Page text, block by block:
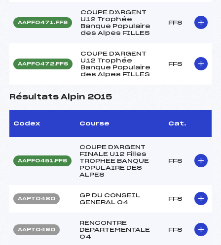
AAPF0471.FFS
COUPE D'ARGENT
U12 Trophée
Banque Populaire
des Alpes FILLES
FFS
AAPF0472.FFS
COUPE D'ARGENT
U12 Trophée
Banque Populaire
des Alpes FILLES
FFS
Résultats Alpin 2015
Codex Course Cat.
AAPF0451.FFS
COUPE D'ARGENT
FINALE U12 Filles
TROPHEE BANQUE
POPULAIRE DES
ALPES
FFS
AAPT0480
GP DU CONSEIL
GENERAL 04
FFS
AAPT0490
RENCONTRE
DEPARTEMENTALE
04
FFS